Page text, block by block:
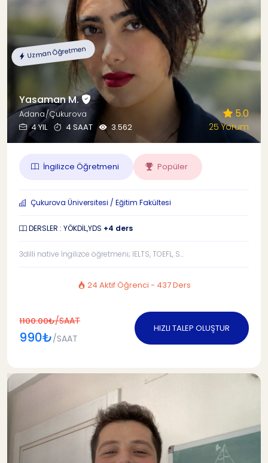
Uzman Öğretmen
Yasaman M.
Adana/Çukurova
4 YIL
4 SAAT 3.562
5.0
25 Yorum
İngilizce Öğretmeni Popüler
Çukurova Üniversitesi / Eğitim Fakültesi
DERSLER : YÖKDİL,YDS +4 ders
3dilli native İngilizce öğretmeni; IELTS, TOEFL, S...
24 Aktif Öğrenci - 437 Ders
1100.00₺/SAAT
990₺/SAAT
HIZLI TALEP OLUŞTUR